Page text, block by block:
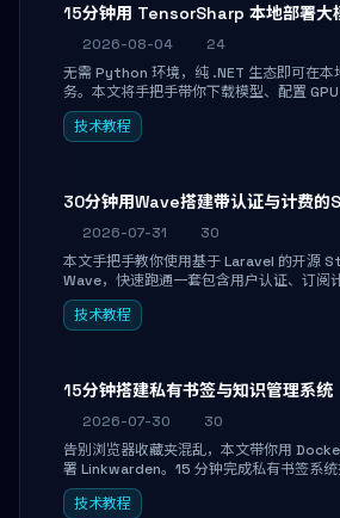
15分钟用 TensorSharp 本地部署大
2026-08-04
24
无需 Python 环境，纯 .NET 生态即可在本
务。本文将手把手带你下载模型、配置
兼容 API，并在 C# 业务代码中无缝调用。
搞定本地 LLM 部署。
技术教程
30分钟用Wave搭建带认证与计费的
2026-07-31
30
本文手把手教你使用基于 Laravel 的开
Wave，快速跑通一套包含用户认证、订阅
台管理的完整 SaaS 骨架。附带 Stripe 测
业务页面开发实战，助你省去重复基建时
技术教程
15分钟搭建私有书签与知识管理系统
2026-07-30
30
告别浏览器收藏夹混乱，本文带你用
署 Linkwarden。15 分钟完成私有书签系统
归档、高亮批注、分类管理与全文搜索。
者打造个人知识库，资料统一归档，随时检
技术教程